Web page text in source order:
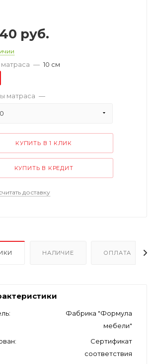
руб.
— 10 см
матраса —
КУПИТЬ В 1 КЛИК
КУПИТЬ В КРЕДИТ
доставку
НАЛИЧИЕ ОПЛАТА
Фабрика "Формула
мебели"
Сертификат
соответствия